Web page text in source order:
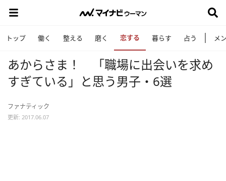
トップ 働く 整える 磨く 恋する 暮らす 占う メ
あからさま！ 「職場に出会いを求め
すぎている」と思う男子・6選
ファナティック
更新: 2017.06.07